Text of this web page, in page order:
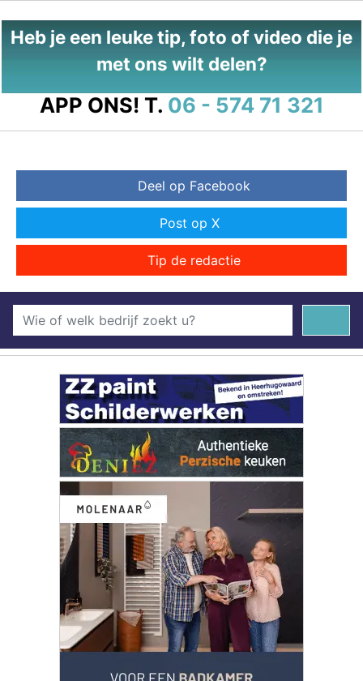
Heb je een leuke tip, foto of video die je
met ons wilt delen?
APP ONS! T. 06 - 574 71 321
Deel op Facebook
Post op X
Tip de redactie